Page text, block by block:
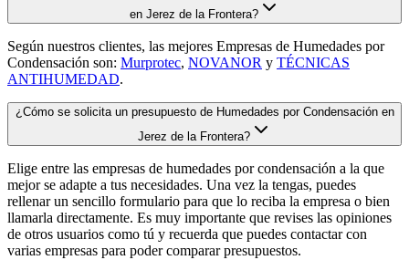
en Jerez de la Frontera?
Según nuestros clientes, las mejores Empresas de Humedades por
Condensación son: Murprotec, NOVANOR y TÉCNICAS
ANTIHUMEDAD.
¿Cómo se solicita un presupuesto de Humedades por Condensación en
Jerez de la Frontera?
Elige entre las empresas de humedades por condensación a la que
mejor se adapte a tus necesidades. Una vez la tengas, puedes
rellenar un sencillo formulario para que lo reciba la empresa o bien
llamarla directamente. Es muy importante que revises las opiniones
de otros usuarios como tú y recuerda que puedes contactar con
varias empresas para poder comparar presupuestos.